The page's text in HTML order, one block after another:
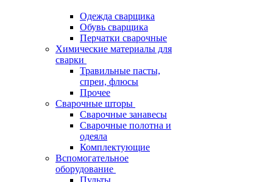
Одежда сварщика
Обувь сварщика
Перчатки сварочные
Химические материалы для
сварки
Травильные пасты,
спреи, флюсы
Прочее
Сварочные шторы
Сварочные занавесы
Сварочные полотна и
одеяла
Комплектующие
Вспомогательное
оборудование
Пульты